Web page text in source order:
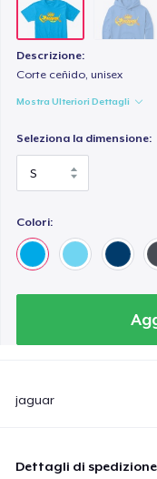
Descrizione:
Corte ceñido, unisex
Mostra Ulteriori Dettagli
Seleziona la dimensione:
Colori:
jaguar
Dettagli di spedizione